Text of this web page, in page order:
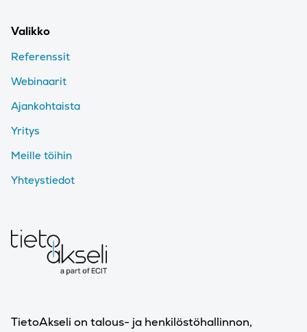
TietoAkseli on talous- ja henkilöstöhallinnon,
Valikko
Referenssit
Webinaarit
Ajankohtaista
Yritys
Meille töihin
Yhteystiedot